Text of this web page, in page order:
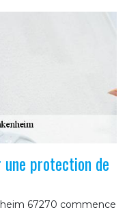
protection de
67270 commence